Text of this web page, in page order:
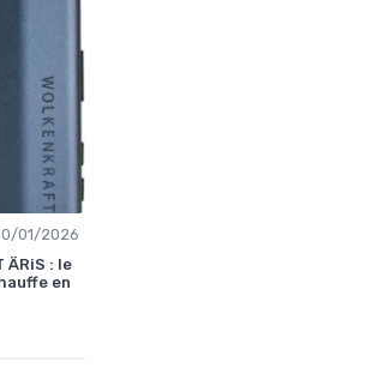
01/2026
ÄRiS : le
en